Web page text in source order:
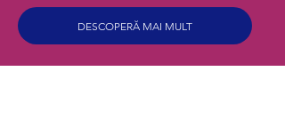
DESCOPERĂ MAI MULT